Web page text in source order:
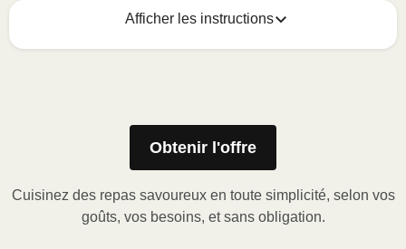
Afficher les instructions
Voici quoi faire :
MICRO-ONDES
gobelet à portion (le cas échéant) ou percer la
pellicule de plastique.
Obtenir l'offre
Cuisinez des repas savoureux en toute simplicité, selon vos
goûts, vos besoins, et sans obligation.